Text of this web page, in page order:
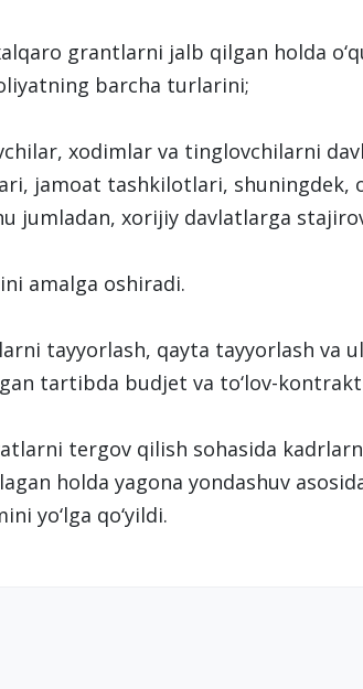
grantlarni jalb qilgan holda
barcha turlarini;
xodimlar va tinglovchilarni
jamoat tashkilotlari, shuningdek,
jumladan, xorijiy davlatlarga
amalga oshiradi.
tayyorlash, qayta tayyorlash va
tartibda budjet va to‘lov-
tergov qilish sohasida
holda yagona yondashuv
yo‘lga qo‘yildi.